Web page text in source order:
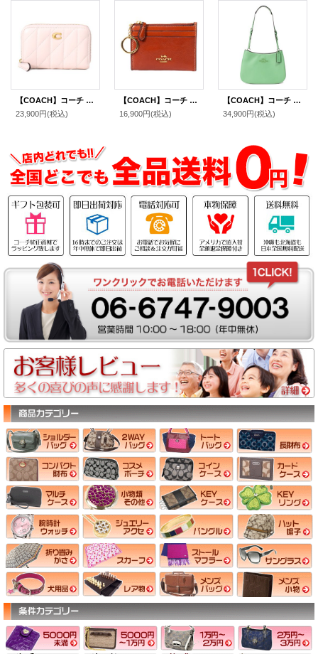
【COACH】コーチ カードケース レザー キルティング ピロー ロゴ スモール ジップ アラウンド スクエア スリム コインケース ブラッシュ（日本未発売）
23,900円(税込)
【COACH】コーチ カードケース クリンクル レザー ロゴ キーリング付き ミニ スキニー IDケース コインケース シナモン（日本未発売）
16,900円(税込)
【COACH】コーチ スムースレザー ペネロペ ロゴ スリム ショルダー ハンドバッグ ソフトグリーン (日本未発売）
34,900円(税込)